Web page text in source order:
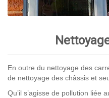
En outre du nettoyage des
de nettoyage des châssis et
Qu’il s’agisse de pollution liée